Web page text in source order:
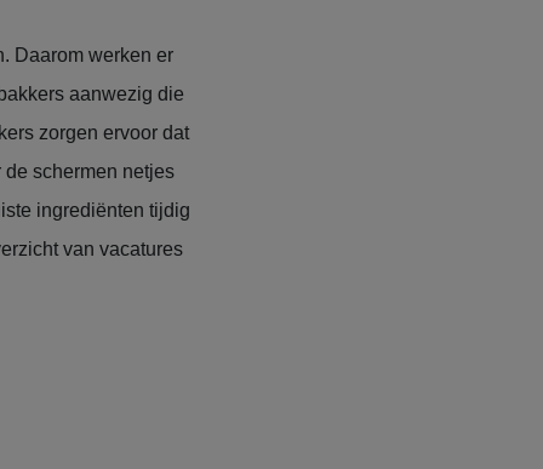
Daarom werken er
aanwezig die
zorgen ervoor dat
schermen netjes
ingrediënten tijdig
van vacatures